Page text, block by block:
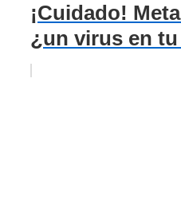
¡Cuidado!
¿un virus en